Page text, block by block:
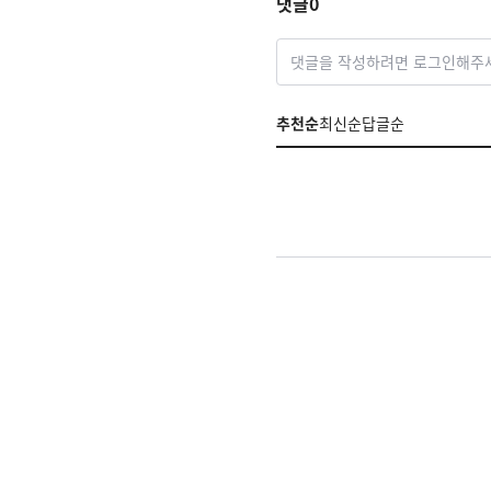
댓글을 작성하려면 로그인해주
추천순최신순답글순